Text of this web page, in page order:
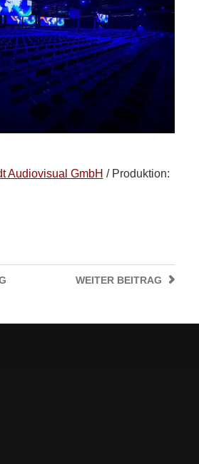
Audiovisual GmbH / Produktion:
WEITER BEITRAG